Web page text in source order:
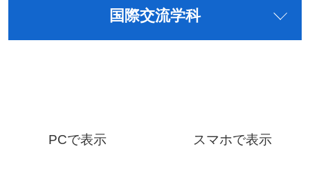
国際交流学科
PCで表示 スマホで表示